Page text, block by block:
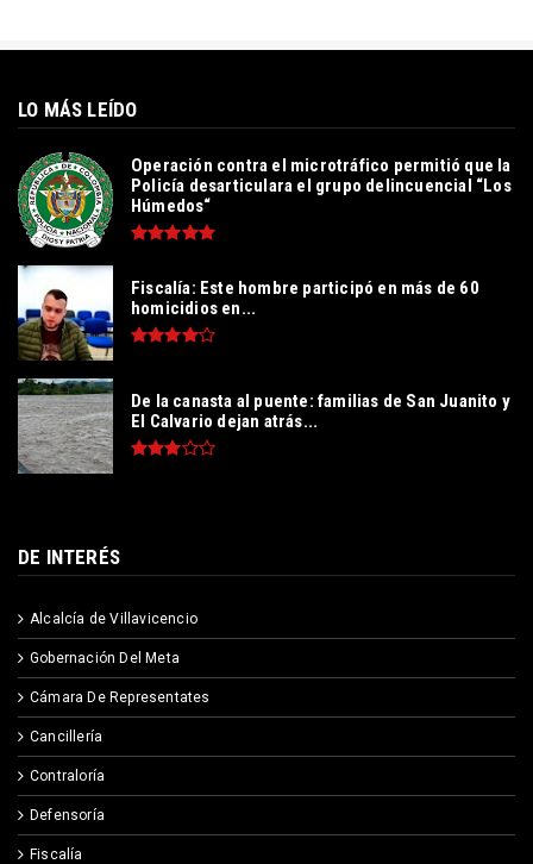
LO MÁS LEÍDO
Operación contra el microtráfico permitió que la
Policía desarticulara el grupo delincuencial “Los
Húmedos“
Fiscalía: Este hombre participó en más de 60
homicidios en...
De la canasta al puente: familias de San Juanito y
El Calvario dejan atrás...
DE INTERÉS
Alcalcía de Villavicencio
Gobernación Del Meta
Cámara De Representates
Cancillería
Contraloría
Defensoría
Fiscalía